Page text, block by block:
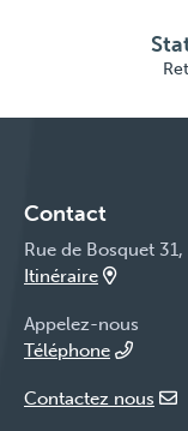
Contact
Rue de Bosquet
Itinéraire
Appelez-nous
Téléphone
Contactez nous